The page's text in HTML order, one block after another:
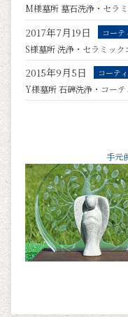
M様墓所 墓石洗浄・セラ
2017年7月19日 コーテ
S様墓所 洗浄・セラミック
2015年9月5日 コーテ
Y様墓所 石碑洗浄・コーテ
手元